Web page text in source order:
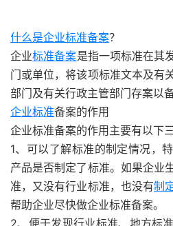
什么是企业标准备案？
企业标准备案是指一项标准在其
门或单位，将该项标准文本及有
部门及有关行政主管部门存案以
企业标准备案的作用
企业标准备案的作用主要有以下三
1、可以了解标准的制定情况，
产品是否制定了标准。如果企业
准，又没有行业标准，也没有制
帮助企业尽快做企业标准备案。
2、便于发现行业标准、地方标